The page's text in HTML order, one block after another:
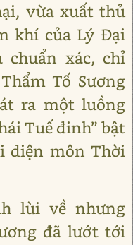
vừa xuất thủ
khí của Lý Đại
chuẩn xác, chỉ
Tố Sương
ra một luồng
Tuế đinh” bật
diện môn Thời
lùi về nhưng
đã lướt tới